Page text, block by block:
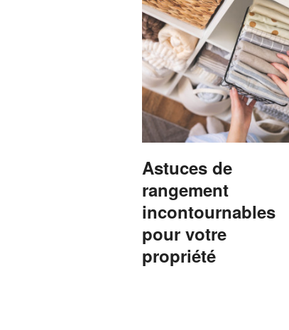
Astuces de
rangement
incontournables
pour votre
propriété